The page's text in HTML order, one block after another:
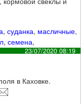
,суданка, масличные,
,семена,
23/07/2020 08:19
в Каховке.